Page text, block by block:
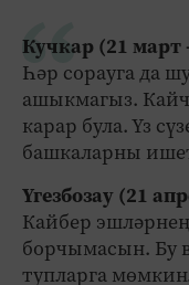
Кучкар (21 март
Һәр сорауга да
ашыкмагыз.
карар була. Үз
башкаларны
Үгезбозау (21
Кайбер
борчымасын. Бу
тупларга